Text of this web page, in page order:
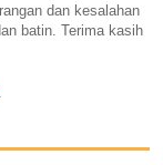
dan kesalahan
batin. Terima kasih